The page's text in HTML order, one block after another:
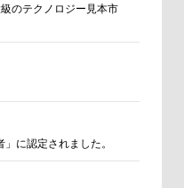
のテクノロジー見本市
に認定されました。